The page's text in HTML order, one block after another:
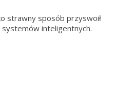
strawny sposób przyswoił
inteligentnych.